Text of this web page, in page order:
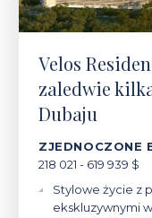
Velos
zaledwie
Dubaju
ZJEDNOCZONE
218 021 - 619 939 $
Stylowe życie z
ekskluzywnymi